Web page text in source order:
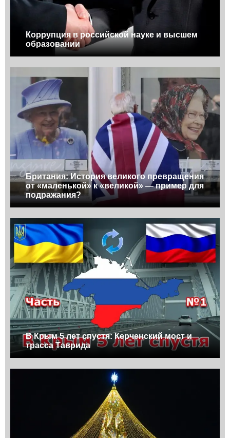
Коррупция в российской науке и высшем
образовании
Британия: История великого превращения
от «маленькой» к «великой» — пример для
подражания?
В Крым 5 лет спустя: Керченский мост и
трасса Таврида